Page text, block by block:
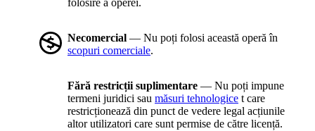
folosire a operei.
Necomercial — Nu poți folosi această operă în
scopuri comerciale.
Fără restricții suplimentare — Nu poți impune
termeni juridici sau măsuri tehnologice t care
restricționează din punct de vedere legal acțiunile
altor utilizatori care sunt permise de către licență.